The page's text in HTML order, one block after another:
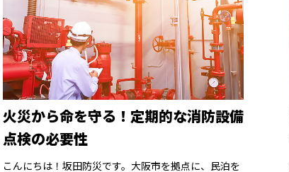
火災から命を守る！定期的な消防設備
点検の必要性
こんにちは！坂田防災です。大阪市を拠点に、民泊を